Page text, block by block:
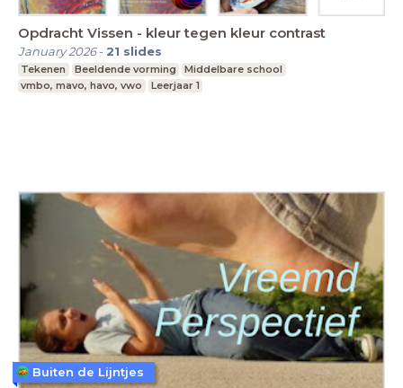
Opdracht Vissen - kleur tegen kleur contrast
January 2026- 21 slides
Tekenen Beeldende vorming
Middelbare school
vmbo, mavo, havo, vwo
Leerjaar 1
Buiten de Lijntjes